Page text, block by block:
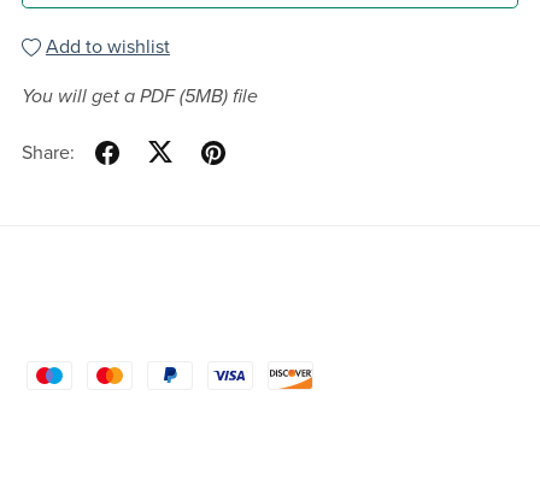
Add to wishlist
You will get a PDF(5MB)file
Share: